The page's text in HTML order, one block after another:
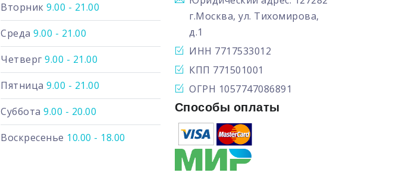
Вторник 9.00 - 21.00
Среда 9.00 - 21.00
Четверг 9.00 - 21.00
Пятница 9.00 - 21.00
Суббота 9.00 - 20.00
Воскресенье 10.00 - 18.00
г.Москва, ул. Тихомирова,
д.1
ИНН 7717533012
КПП 771501001
ОГРН 1057747086891
Способы оплаты